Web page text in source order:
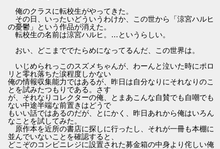
俺のクラスに転校生がやってきた。
その日、いったいどういうわけか、この世から「涼宮ハルヒ
の憂鬱」という作品が消えた。
転校生の名前は涼宮ハルヒ。…というらしい。
おい、どこまででたらめになってるんだ、この世界は。
いじめられっこのスズメちゃんが、わーんと泣いた時にポロ
リと零れ落ちた涙程度しかない
俺の情報収集能力ではあるが、昨日は自分なりにそれなりのこ
とを試みたつもりである。さす
が、それなりコレクターの俺、とまあこんな自賛でも自嘲でも
ない中途半端な前置きはどうで
もいい話ではあるのだが、とにかく、昨日あれから俺はいろん
なことを試してみた。
原作本を近所の書店に探しに行ったし、それが一冊も本棚に
並んでいないことを確認すると、
どこぞのコンビニレジに設置された募金箱の中身より侘しい俺